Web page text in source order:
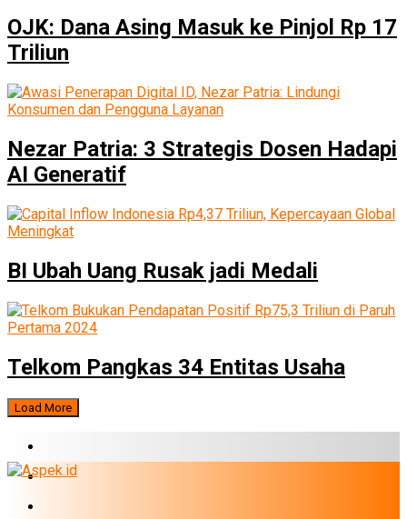
OJK: Dana Asing Masuk ke Pinjol Rp 17
Triliun
Nezar Patria: 3 Strategis Dosen Hadapi
AI Generatif
BI Ubah Uang Rusak jadi Medali
Telkom Pangkas 34 Entitas Usaha
Load More
BUMN